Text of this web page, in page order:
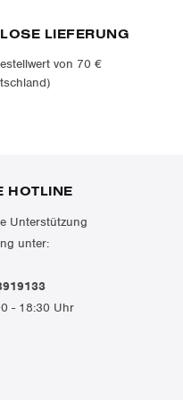
LIEFERUNG
von 70 €
HOTLINE
Unterstützung
unter:
- 18:30 Uhr